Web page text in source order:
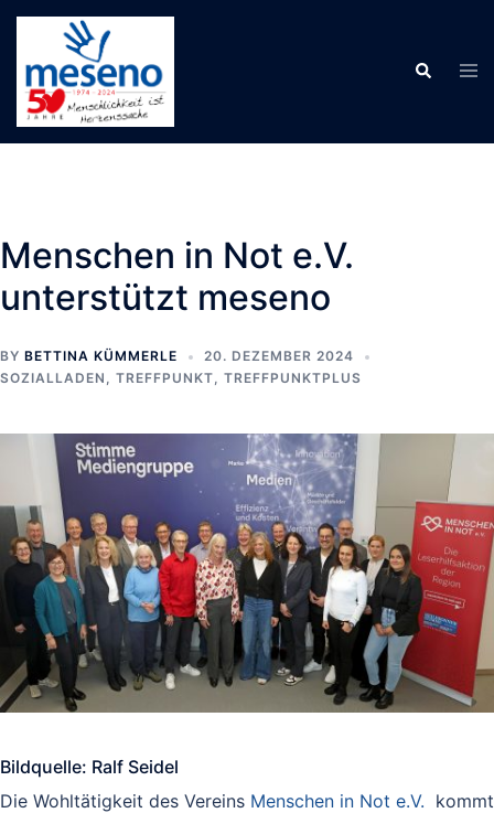
Skip
content
Search
Menschen in Not e.V.
unterstützt meseno
BY BETTINA KÜMMERLE
20. DEZEMBER 2024
SOZIALLADEN , TREFFPUNKT, TREFFPUNKTPLUS
Bildquelle: Ralf Seidel
Die Wohltätigkeit des Vereins Menschen in Not e.V. kommt